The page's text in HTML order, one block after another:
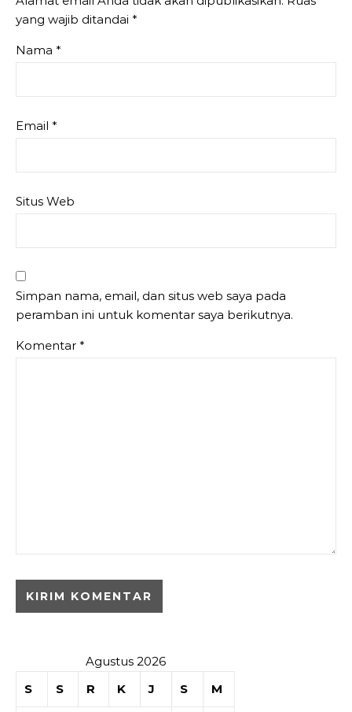
yang wajib ditandai *
Nama *
Email *
Situs Web
Simpan nama, email, dan situs web saya pada
peramban ini untuk komentar saya berikutnya.
Komentar *
Agustus 2026
S
S R K J S M